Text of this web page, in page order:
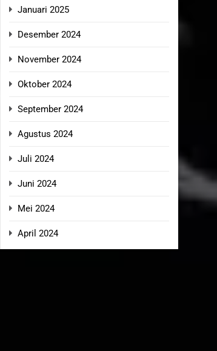
Januari 2025
Desember 2024
November 2024
Oktober 2024
September 2024
Agustus 2024
Juli 2024
Juni 2024
Mei 2024
April 2024